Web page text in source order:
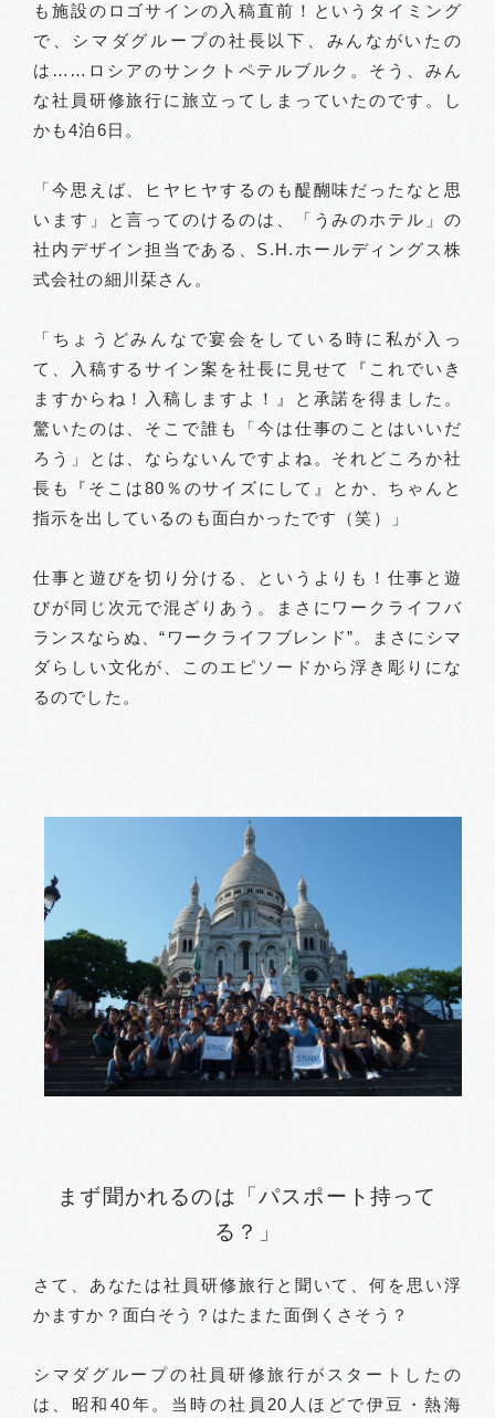
も施設のロゴサインの入稿直前！というタイミング
で、シマダグループの社長以下、みんながいたの
は……ロシアのサンクトペテルブルク。そう、みん
な社員研修旅行に旅立ってしまっていたのです。し
かも4泊6日。
「今思えば、ヒヤヒヤするのも醍醐味だったなと思
います」と言ってのけるのは、「うみのホテル」の
社内デザイン担当である、S.H.ホールディングス株
式会社の細川栞さん。
「ちょうどみんなで宴会をしている時に私が入っ
て、入稿するサイン案を社長に見せて『これでいき
ますからね！入稿しますよ！』と承諾を得ました。
驚いたのは、そこで誰も「今は仕事のことはいいだ
ろう」とは、ならないんですよね。それどころか社
長も『そこは80％のサイズにして』とか、ちゃんと
指示を出しているのも面白かったです（笑）」
仕事と遊びを切り分ける、というよりも！仕事と遊
びが同じ次元で混ざりあう。まさにワークライフバ
ランスならぬ、“ワークライフブレンド”。まさにシマ
ダらしい文化が、このエピソードから浮き彫りにな
るのでした。
まず聞かれるのは「パスポート持って
る？」
さて、あなたは社員研修旅行と聞いて、何を思い浮
かますか？面白そう？はたまた面倒くさそう？
シマダグループの社員研修旅行がスタートしたの
は、昭和40年。当時の社員20人ほどで伊豆・熱海